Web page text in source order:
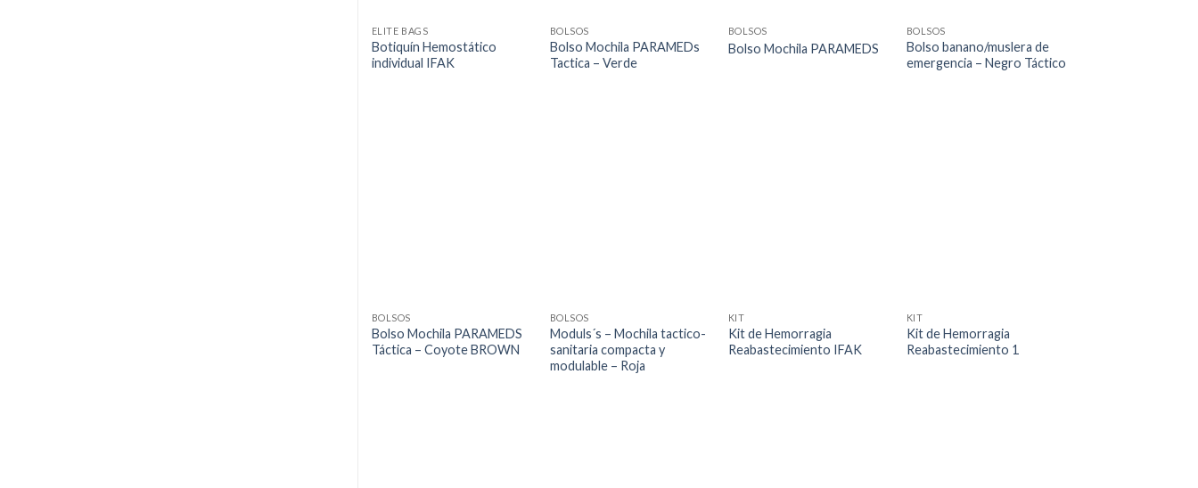
ELITE BAGS
Botiquín Hemostático
individual IFAK
BOLSOS
Bolso Mochila PARAMEDs
Tactica – Verde
BOLSOS
Bolso Mochila PARAMEDS
BOLSOS
Bolso banano/muslera de
emergencia – Negro Táctico
BOLSOS
Bolso Mochila PARAMEDS
Táctica – Coyote BROWN
BOLSOS
Moduls´s – Mochila tactico-
sanitaria compacta y
modulable – Roja
KIT
Kit de Hemorragia
Reabastecimiento IFAK
KIT
Kit de Hemorragia
Reabastecimiento 1